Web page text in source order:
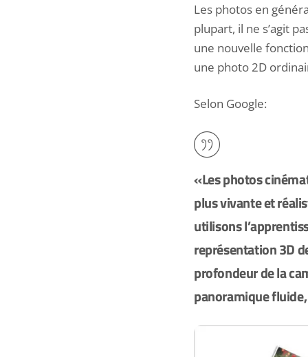
Les photos en
plupart, il ne s’agit
une nouvelle
une photo 2D
Selon Google:
«Lesphotos
plus vivante et
utilisons
représentation 3D
profondeur de la
panoramique